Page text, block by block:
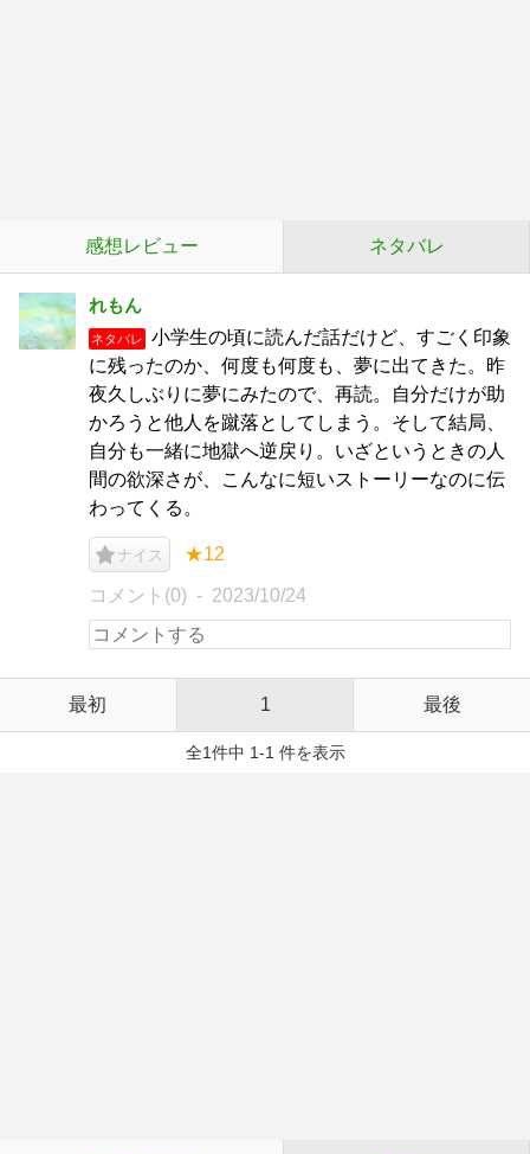
感想レビュー ネタバレ
れもん
ネタバレ
小学生の頃に読んだ話だけど、すごく印象
に残ったのか、何度も何度も、夢に出てきた。昨
夜久しぶりに夢にみたので、再読。自分だけが助
かろうと他人を蹴落としてしまう。そして結局、
自分も一緒に地獄へ逆戻り。いざというときの人
間の欲深さが、こんなに短いストーリーなのに伝
わってくる。
ナイス ★12
コメント(0) 2023/10/24
最初 1 最後
全1件中 1-1 件を表示